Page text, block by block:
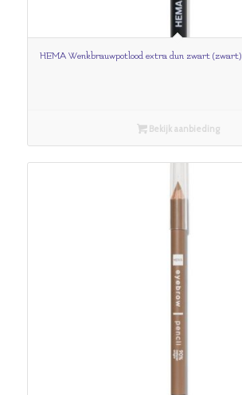
HEMA Wenkbrauwpotlood extra dun zwart (zwart)
Bekijk aanbieding